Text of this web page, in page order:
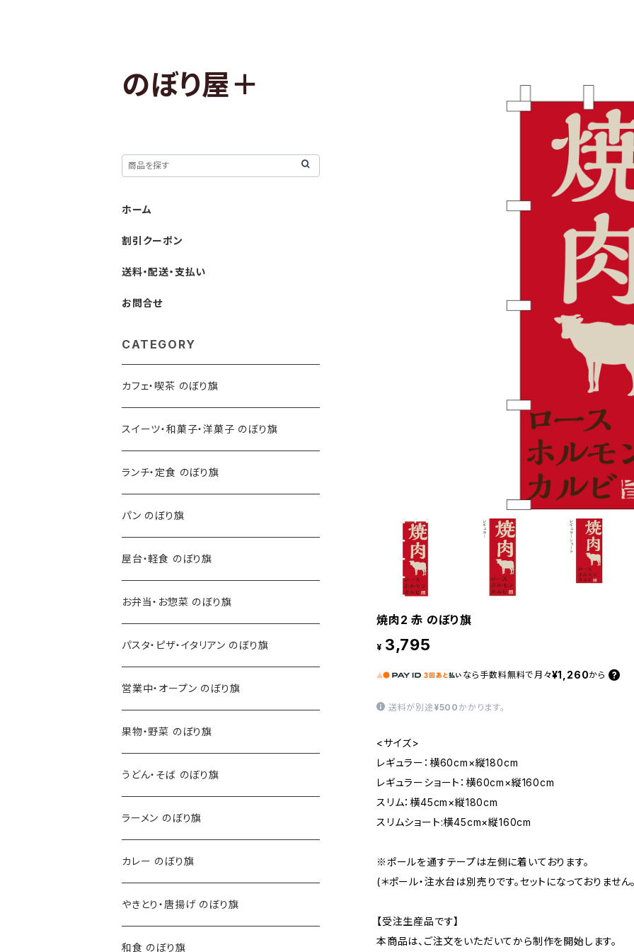
焼肉2 赤 のぼり旗
¥ 3,795
なら 手数料無料で 月々¥1,260から
送料が別途 ¥500 かかります。
<サイズ>
レギュラー：横60cm×縦180cm
レギュラーショート：横60cm×縦160cm
スリム：横45cm×縦180cm
スリムショート:横45cm×縦160cm
※ポールを通すテープは左側に着いております。
(＊ポール・注水台は別売りです。セットになっておりません
【受注生産品です】
本商品は、ご注文をいただいてから制作を開始します。
のぼり屋＋
ホーム
割引クーポン
送料・配送・支払い
お問合せ
CATEGORY
カフェ・喫茶 のぼり旗
スイーツ・和菓子・洋菓子 のぼり旗
ランチ・定食 のぼり旗
パン のぼり旗
屋台・軽食 のぼり旗
お弁当・お惣菜 のぼり旗
パスタ・ピザ・イタリアン のぼり旗
営業中・オープン のぼり旗
果物・野菜 のぼり旗
うどん・そば のぼり旗
ラーメン のぼり旗
カレー のぼり旗
やきとり・唐揚げ のぼり旗
和食 のぼり旗